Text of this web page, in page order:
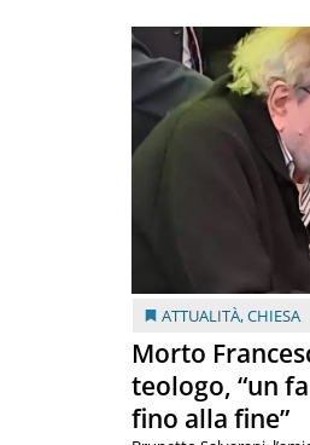
ATTUALITÀ,CHIESA
Morto
teologo, “un
fino alla fine”